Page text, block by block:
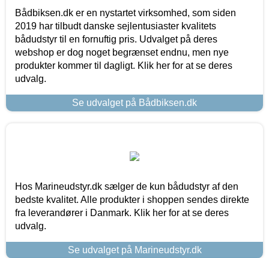
Bådbiksen.dk er en nystartet virksomhed, som siden
2019 har tilbudt danske sejlentusiaster kvalitets
bådudstyr til en fornuftig pris. Udvalget på deres
webshop er dog noget begrænset endnu, men nye
produkter kommer til dagligt. Klik her for at se deres
udvalg.
Se udvalget på Bådbiksen.dk
Hos Marineudstyr.dk sælger de kun bådudstyr af den
bedste kvalitet. Alle produkter i shoppen sendes direkte
fra leverandører i Danmark. Klik her for at se deres
udvalg.
Se udvalget på Marineudstyr.dk